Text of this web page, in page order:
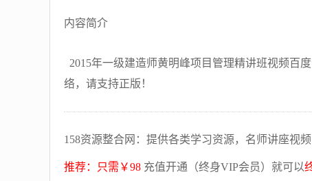
内容简介
2015年一级建造师黄明峰项目管理精讲班视频百
络，请支持正版！
158资源整合网：提供各类学习资源，名师讲座视
推荐：只需￥98 充值开通（终身VIP会员）就可以